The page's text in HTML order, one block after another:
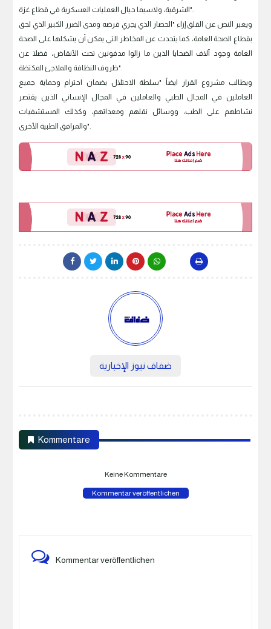
الشرقية، ولاسيما حيال العمليات العسكرية في قطاع غزة".
ويعبر النص عن القلق إزاء "الحصار الذي يجري فرضه ومدى الضرر الكبير الذي لحق
بقطاع الصحة العامة، كما يتحدث عن المخاطر التي يمكن أن يشكلها على الصحة
العامة وجود آلاف الضحايا الذين ما زالوا مدفونين تحت الأنقاض، فضلا عن
ظروف النظافة والملاجئ المكتظة".
ويطالب مشروع القرار ايضاً "سلطة الاحتلال بضمان احترام وحماية جميع
العاملين في المجال الطبي والعاملين في المجال الإنساني الذين يقتصر
نشاطهم على الطب، ووسائل نقلهم ومعداتهم، وكذلك المستشفيات
والمرافق الطبية الأخرى".
ضفاف نيوز الإخبارية
Kommentare
Keine Kommentare
Kommentar veröffentlichen
Kommentar veröffentlichen